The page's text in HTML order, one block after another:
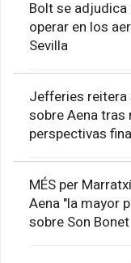
Bolt se
operar en los
Sevilla
Jefferies reitera
sobre Aena
perspectivas
MÉS per
Aena "la mayor
sobre Son Bonet